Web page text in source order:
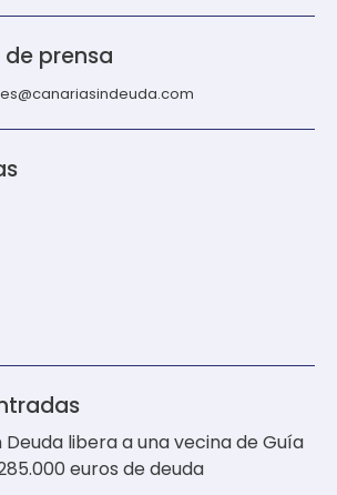
prensa
Deuda libera a una vecina de Guía
euros de deuda